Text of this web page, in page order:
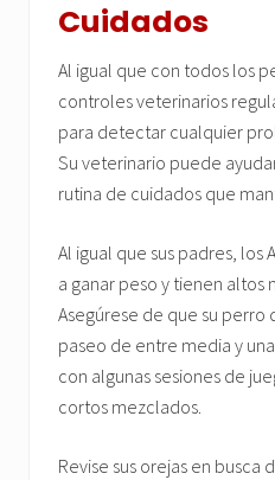
Cuidados
Al igual que con todos los
controles veterinarios
para detectar cualquier
Su veterinario puede
rutina de cuidados que
Al igual que sus padres, los
a ganar peso y tienen altos
Asegúrese de que su perro
paseo de entre media y
con algunas sesiones de
cortos mezclados.
Revise sus orejas en busca